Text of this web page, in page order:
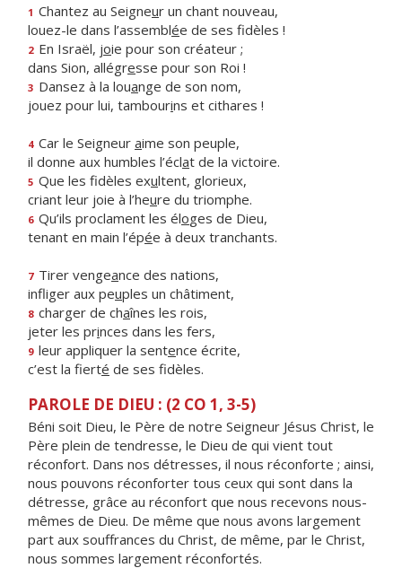
1 Chantez au Seigneur un chant nouveau,
louez-le dans l’assemblée de ses fidèles !
2 En Israël, joie pour son créateur ;
dans Sion, allégresse pour son Roi !
3 Dansez à la louange de son nom,
jouez pour lui, tambourins et cithares !
4 Car le Seigneur aime son peuple,
il donne aux humbles l’éclat de la victoire.
5 Que les fidèles exultent, glorieux,
criant leur joie à l’heure du triomphe.
6 Qu’ils proclament les éloges de Dieu,
tenant en main l’épée à deux tranchants.
7 Tirer vengeance des nations,
infliger aux peuples un châtiment,
8 charger de chaînes les rois,
jeter les princes dans les fers,
9 leur appliquer la sentence écrite,
c’est la fierté de ses fidèles.
PAROLE DE DIEU : (2 CO 1, 3-5)
Béni soit Dieu, le Père de notre Seigneur Jésus Christ, le
Père plein de tendresse, le Dieu de qui vient tout
réconfort. Dans nos détresses, il nous réconforte ; ainsi,
nous pouvons réconforter tous ceux qui sont dans la
détresse, grâce au réconfort que nous recevons nous-
mêmes de Dieu. De même que nous avons largement
part aux souffrances du Christ, de même, par le Christ,
nous sommes largement réconfortés.